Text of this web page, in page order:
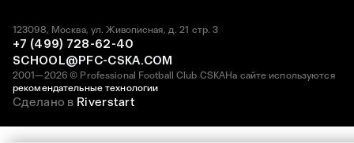
2001—2026 © Professional Football Club CSKAНа сайте используются
рекомендательные технологии
123098, Москва, ул. Живописная, д. 21 стр. 3
+7 (499) 728-62-40
SCHOOL@PFC-CSKA.COM
Сделано в Riverstart